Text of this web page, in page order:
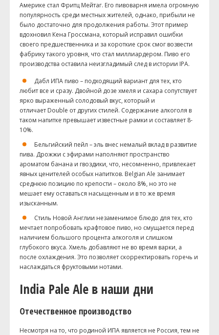
Америке стал Фритц Мейтаг. Его пивоварня имела огромную
популярность среди местных жителей, однако, прибыли не
было достаточно для продолжения работы. Этот пример
вдохновил Кена Гроссмана, который исправил ошибки
своего предшественника и за короткие срок смог возвести
фабрику такого уровня, что стал миллиардером. Пиво его
производства оставила неизгладимый след в истории IPA.
Дабл ИПА пиво – подходящий вариант для тех, кто
любит все и сразу. Двойной дозе хмеля и сахара сопутствует
ярко выраженный солодовый вкус, который и
отличает Double от других стилей. Содержание алкоголя в
таком напитке превышает известные рамки и составляет 8-
10%.
Бельгийский пейл – эль внес немалый вклад в развитие
пива. Дрожжи с эфирами наполняют пространство
ароматом банана и гвоздики, что, несомненно, привлекает
явных ценителей особых напитков. Belgian Ale занимает
среднюю позицию по крепости – около 8%, но это не
мешает ему оставаться насыщенным и в то же время
изысканным.
Стиль Новой Англии незаменимое блюдо для тех, кто
мечтает попробовать крафтовое пиво, но смущается перед
наличием большого процента алкоголя и слишком
глубокого вкуса. Хмель добавляют не во время варки, а
после охлаждения. Это позволяет скорректировать горечь и
наслаждаться фруктовыми нотами.
India PaleAle в наши дни
Отечественное производство
Несмотря на то, что родиной ИПАявляется не Россия, тем не